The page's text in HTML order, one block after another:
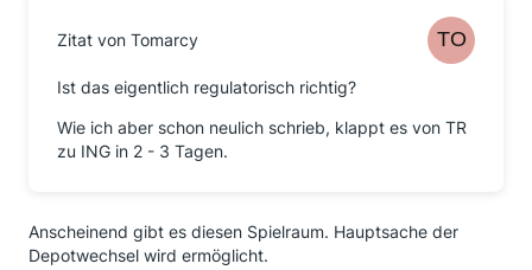
Zitat von Tomarcy
Ist das eigentlich regulatorisch richtig?
Wie ich aber schon neulich schrieb, klappt es von TR
zu ING in 2 - 3 Tagen.
Anscheinend gibt es diesen Spielraum. Hauptsache der
Depotwechsel wird ermöglicht.